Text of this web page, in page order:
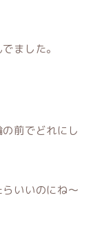
ました。
前でどれにし
いいのにね～